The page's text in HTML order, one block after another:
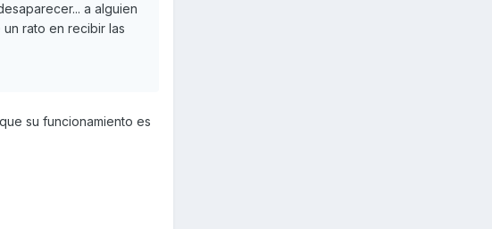
a alguien
rato en recibir las
su funcionamiento es